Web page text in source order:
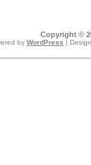
Copyright ©
by WordPress |